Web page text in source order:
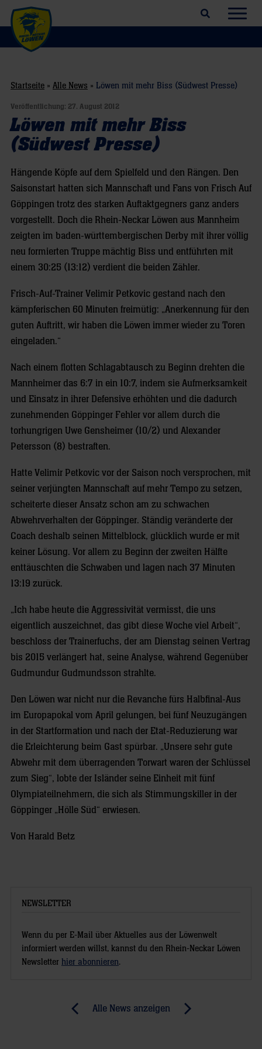
Suchfeld öffnen
Startseite » Alle News » Löwen mit mehr Biss (Südwest Presse)
Veröffentlichung: 27. August 2012
Löwen mit mehr Biss
(Südwest Presse)
Hängende Köpfe auf dem Spielfeld und den Rängen. Den
Saisonstart hatten sich Mannschaft und Fans von Frisch Auf
Göppingen trotz des starken Auftaktgegners ganz anders
vorgestellt. Doch die Rhein-Neckar Löwen aus Mannheim
zeigten im baden-württembergischen Derby mit ihrer völlig
neu formierten Truppe mächtig Biss und entführten mit
einem 30:25 (13:12) verdient die beiden Zähler.
Frisch-Auf-Trainer Velimir Petkovic gestand nach den
kämpferischen 60 Minuten freimütig: „Anerkennung für den
guten Auftritt, wir haben die Löwen immer wieder zu Toren
eingeladen.“
Nach einem flotten Schlagabtausch zu Beginn drehten die
Mannheimer das 6:7 in ein 10:7, indem sie Aufmerksamkeit
und Einsatz in ihrer Defensive erhöhten und die dadurch
zunehmenden Göppinger Fehler vor allem durch die
torhungrigen Uwe Gensheimer (10/2) und Alexander
Petersson (8) bestraften.
Hatte Velimir Petkovic vor der Saison noch versprochen, mit
seiner verjüngten Mannschaft auf mehr Tempo zu setzen,
scheiterte dieser Ansatz schon am zu schwachen
Abwehrverhalten der Göppinger. Ständig veränderte der
Coach deshalb seinen Mittelblock, glücklich wurde er mit
keiner Lösung. Vor allem zu Beginn der zweiten Hälfte
enttäuschten die Schwaben und lagen nach 37 Minuten
13:19 zurück.
„Ich habe heute die Aggressivität vermisst, die uns
eigentlich auszeichnet, das gibt diese Woche viel Arbeit“,
beschloss der Trainerfuchs, der am Dienstag seinen Vertrag
bis 2015 verlängert hat, seine Analyse, während Gegenüber
Gudmundur Gudmundsson strahlte.
Den Löwen war nicht nur die Revanche fürs Halbfinal-Aus
im Europapokal vom April gelungen, bei fünf Neuzugängen
in der Startformation und nach der Etat-Reduzierung war
die Erleichterung beim Gast spürbar. „Unsere sehr gute
Abwehr mit dem überragenden Torwart waren der Schlüssel
zum Sieg“, lobte der Isländer seine Einheit mit fünf
Olympiateilnehmern, die sich als Stimmungskiller in der
Göppinger „Hölle Süd“ erwiesen.
Von Harald Betz
NEWSLETTER
Wenn du per E-Mail über Aktuelles aus der Löwenwelt
informiert werden willst, kannst du den Rhein-Neckar Löwen
Newsletter hier abonnieren.
Alle News anzeigen